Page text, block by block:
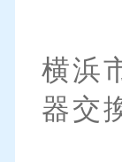
横浜
器交